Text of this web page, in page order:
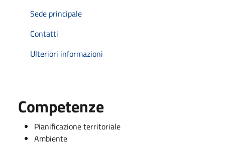
Sede principale
Contatti
Ulteriori informazioni
Competenze
Pianificazione territoriale
Ambiente